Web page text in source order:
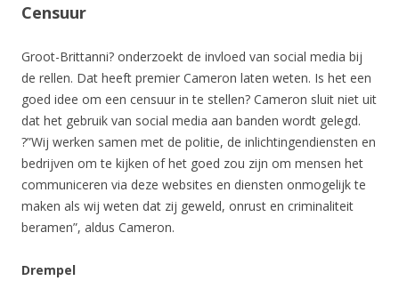
Censuur
Groot-Brittanni? onderzoekt de invloed van social media bij
de rellen. Dat heeft premier Cameron laten weten. Is het een
goed idee om een censuur in te stellen? Cameron sluit niet uit
dat het gebruik van social media aan banden wordt gelegd.
?”Wij werken samen met de politie, de inlichtingendiensten en
bedrijven om te kijken of het goed zou zijn om mensen het
communiceren via deze websites en diensten onmogelijk te
maken als wij weten dat zij geweld, onrust en criminaliteit
beramen”, aldus Cameron.
Drempel